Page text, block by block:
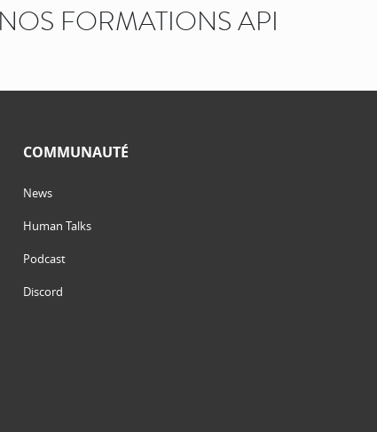
FORMATIONS API
COMMUNAUTÉ
News
Human Talks
Podcast
Discord